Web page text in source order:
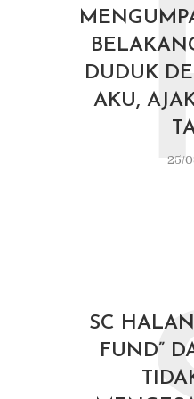
DUDUK
AKU,
25/
SC
FUND”